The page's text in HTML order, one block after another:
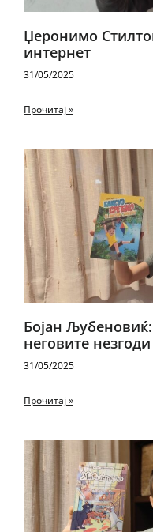
Џеронимо
интернет
31/05/2025
Прочитај »
Бојан
неговите незгоди
31/05/2025
Прочитај »